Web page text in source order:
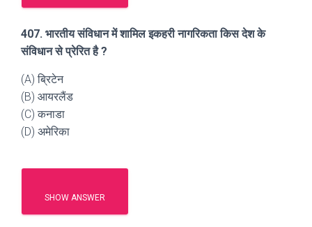
407. भारतीय संविधान में शामिल इकहरी नागरिकता किस देश के
संविधान से प्रेरित है ?
(A) ब्रिटेन
(B) आयरलैंड
(C) कनाडा
(D) अमेरिका
SHOW ANSWER